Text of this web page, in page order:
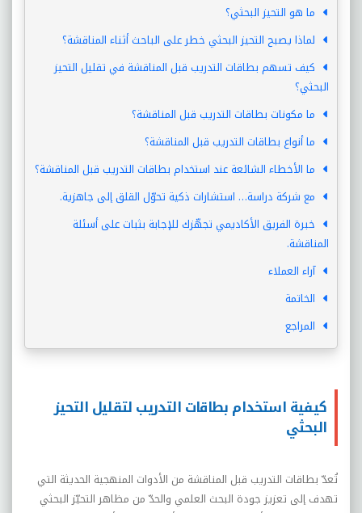
ما هو التحيز البحثي؟
لماذا يصبح التحيز البحثي خطر على الباحث أثناء المناقشة؟
كيف تسهم بطاقات التدريب قبل المناقشة في تقليل التحيز
البحثي؟
ما مكونات بطاقات التدريب قبل المناقشة؟
ما أنواع بطاقات التدريب قبل المناقشة؟
ما الأخطاء الشائعة عند استخدام بطاقات التدريب قبل المناقشة؟
مع شركة دراسة… استشارات ذكية تحوّل القلق إلى جاهزية.
خبرة الفريق الأكاديمي تجهّزك للإجابة بثبات على أسئلة
المناقشة.
آراء العملاء
الخاتمة
المراجع
كيفية استخدام بطاقات التدريب لتقليل التحيز
البحثي
تُعدّ بطاقات التدريب قبل المناقشة من الأدوات المنهجية الحديثة التي
تهدف إلى تعزيز جودة البحث العلمي والحدّ من مظاهر التحيّز البحثي